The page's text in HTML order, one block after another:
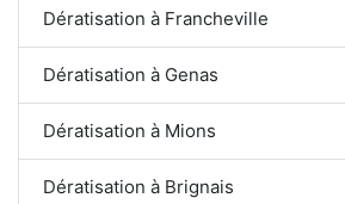
Dératisation à Francheville
Dératisation à Genas
Dératisation à Mions
Dératisation à Brignais